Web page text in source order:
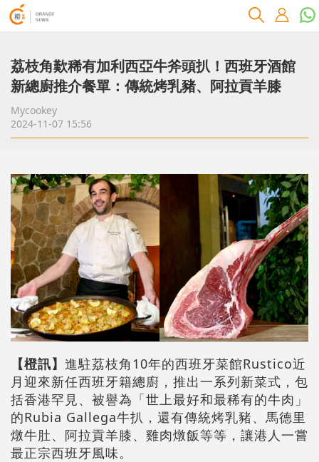
荔枝角歎稀有加利西亞牛斧頭扒！西班牙酒館
新總廚推介餐單：傳統烤乳豬、阿拉貢羊膝
Mycookey
2024-11-07 15:56
【橙訊】 進駐荔枝角10年的西班牙菜館Rustico近
月迎來新任西班牙籍總廚，推出一系列新菜式，包
括香港罕見、被譽為「世上最好和最稀有的牛肉」
的Rubia Gallega牛扒，還有傳統烤乳豬、馬德里
燉牛肚、阿拉貢羊膝、雞肉燉飯等等，讓港人一嘗
最正宗西班牙風味。